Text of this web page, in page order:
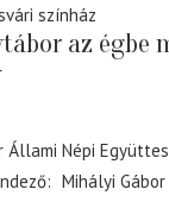
színház
az égbe
Állami Népi Együttes
Mihályi Gábor